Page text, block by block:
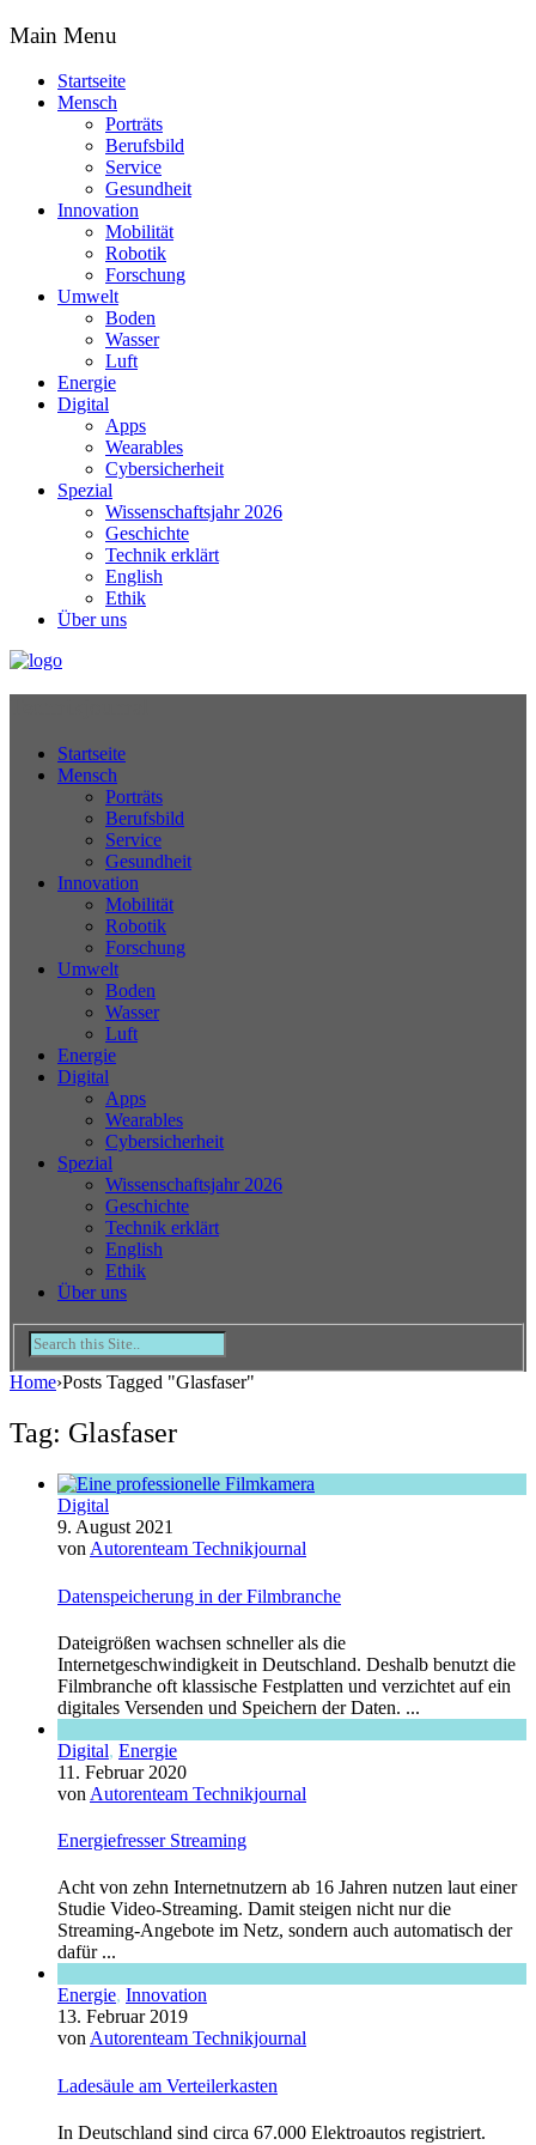
Main Menu
Startseite
Mensch
Porträts
Berufsbild
Service
Gesundheit
Innovation
Mobilität
Robotik
Forschung
Umwelt
Boden
Wasser
Luft
Energie
Digital
Apps
Wearables
Cybersicherheit
Spezial
Wissenschaftsjahr 2026
Geschichte
Technik erklärt
English
Ethik
Über uns
Startseite
Mensch
Porträts
Berufsbild
Service
Gesundheit
Innovation
Mobilität
Robotik
Forschung
Umwelt
Boden
Wasser
Luft
Energie
Digital
Apps
Wearables
Cybersicherheit
Spezial
Wissenschaftsjahr 2026
Geschichte
Technik erklärt
English
Ethik
Über uns
Home›Posts Tagged "Glasfaser"
Tag: Glasfaser
Digital
9. August 2021
von Autorenteam Technikjournal
Datenspeicherung in der Filmbranche
Dateigrößen wachsen schneller als die
Internetgeschwindigkeit in Deutschland. Deshalb benutzt die
Filmbranche oft klassische Festplatten und verzichtet auf ein
digitales Versenden und Speichern der Daten. ...
Digital, Energie
11. Februar 2020
von Autorenteam Technikjournal
Energiefresser Streaming
Acht von zehn Internetnutzern ab 16 Jahren nutzen laut einer
Studie Video-Streaming. Damit steigen nicht nur die
Streaming-Angebote im Netz, sondern auch automatisch der
dafür ...
Energie, Innovation
13. Februar 2019
von Autorenteam Technikjournal
Ladesäule am Verteilerkasten
In Deutschland sind circa 67.000 Elektroautos registriert.